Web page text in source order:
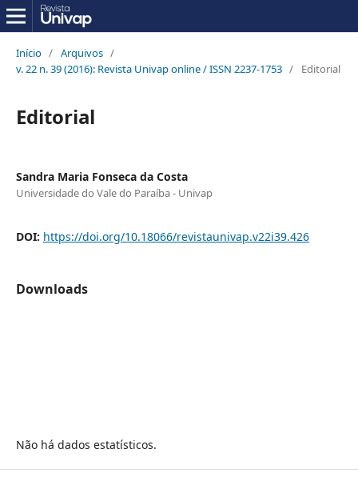
Início / Arquivos /
v. 22 n. 39 (2016): Revista Univap online / ISSN 2237-1753 / Editorial
Editorial
Sandra Maria Fonseca da Costa
Universidade do Vale do Paraíba - Univap
DOI: https://doi.org/10.18066/revistaunivap.v22i39.426
Downloads
Não há dados estatísticos.